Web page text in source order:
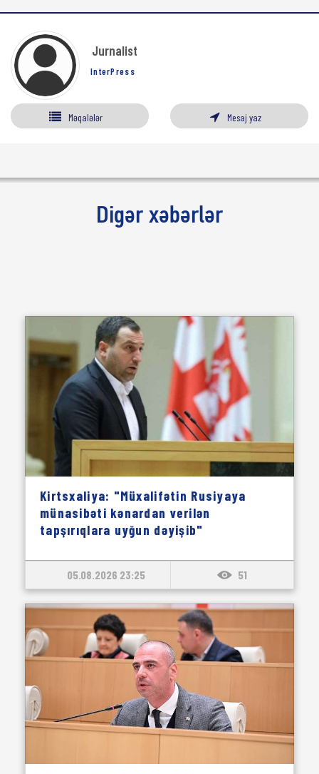
Jurnalist
InterPress
Məqalələr Mesaj yaz
Digər xəbərlər
Kirtsxaliya: "Müxalifətin Rusiyaya
münasibəti kənardan verilən
tapşırıqlara uyğun dəyişib"
05.08.2026 23:25 51